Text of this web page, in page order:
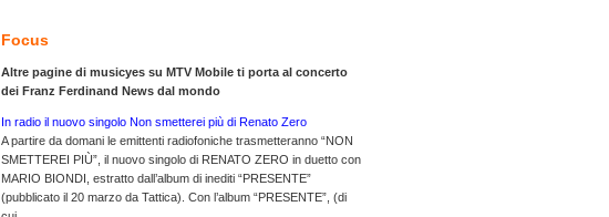
Focus
Altre pagine di musicyes su MTV Mobile ti porta al concerto
dei Franz Ferdinand News dal mondo
In radio il nuovo singolo Non smetterei più di Renato Zero
A partire da domani le emittenti radiofoniche trasmetteranno “NON
SMETTEREI PIÙ”, il nuovo singolo di RENATO ZERO in duetto con
MARIO BIONDI, estratto dall’album di inediti “PRESENTE”
(pubblicato il 20 marzo da Tattica). Con l’album “PRESENTE”, (di